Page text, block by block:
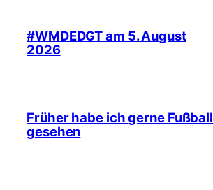
#WMDEDGT am 5. August
2026
Früher habe ich gerne Fußball
gesehen